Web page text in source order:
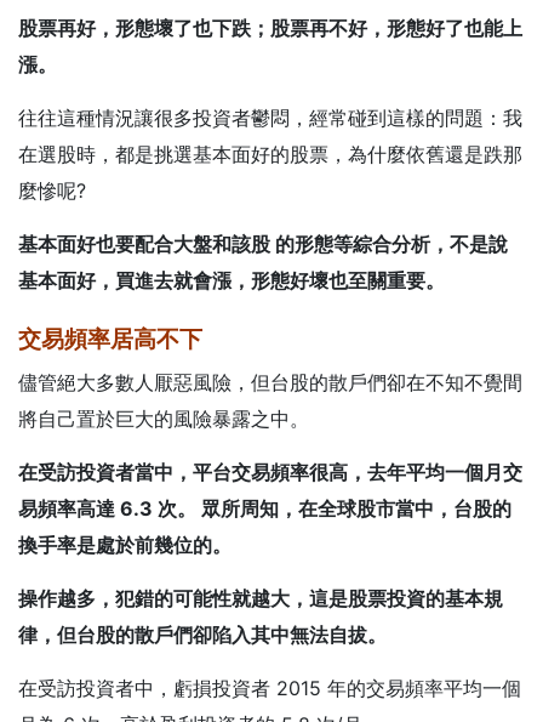
股票再好，形態壞了也下跌；股票再不好，形態好了也能上
漲。
往往這種情況讓很多投資者鬱悶，經常碰到這樣的問題：我
在選股時，都是挑選基本面好的股票，為什麼依舊還是跌那
麼慘呢?
基本面好也要配合大盤和該股 的形態等綜合分析，不是說
基本面好，買進去就會漲，形態好壞也至關重要。
交易頻率居高不下
儘管絕大多數人厭惡風險，但台股的散戶們卻在不知不覺間
將自己置於巨大的風險暴露之中。
在受訪投資者當中，平台交易頻率很高，去年平均一個月交
易頻率高達 6.3 次。 眾所周知，在全球股市當中，台股的
換手率是處於前幾位的。
操作越多，犯錯的可能性就越大，這是股票投資的基本規
律，但台股的散戶們卻陷入其中無法自拔。
在受訪投資者中，虧損投資者 2015 年的交易頻率平均一個